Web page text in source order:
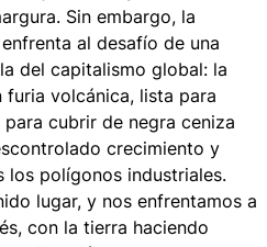
Sin embargo, la
al desafío de una
del capitalismo global: la
volcánica, lista para
cubrir de negra ceniza
crecimiento y
los polígonos industriales.
lugar, y nos enfrentamos a
con la tierra haciendo